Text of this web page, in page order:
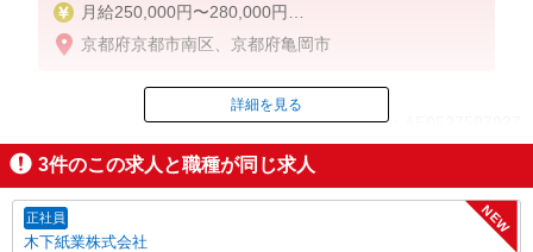
月給250,000円〜280,000円
※年齢・経験により異なる
※試用期間2ヵ月は時給1,400円
京都府京都市南区、京都府亀岡市
ID：AE0527587927
掲載期間終了
詳細を見る
3件のこの求人と職種が同じ求人
正社員
木下紙業株式会社
NEW